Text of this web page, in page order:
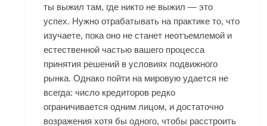
ты выжил там, где никто не выжил — это
успех. Нужно отрабатывать на практике то, что
изучаете, пока оно не станет неотъемлемой и
естественной частью вашего процесса
принятия решений в условиях подвижного
рынка. Однако пойти на мировую удается не
всегда: число кредиторов редко
ограничивается одним лицом, и достаточно
возражения хотя бы одного, чтобы расстроить